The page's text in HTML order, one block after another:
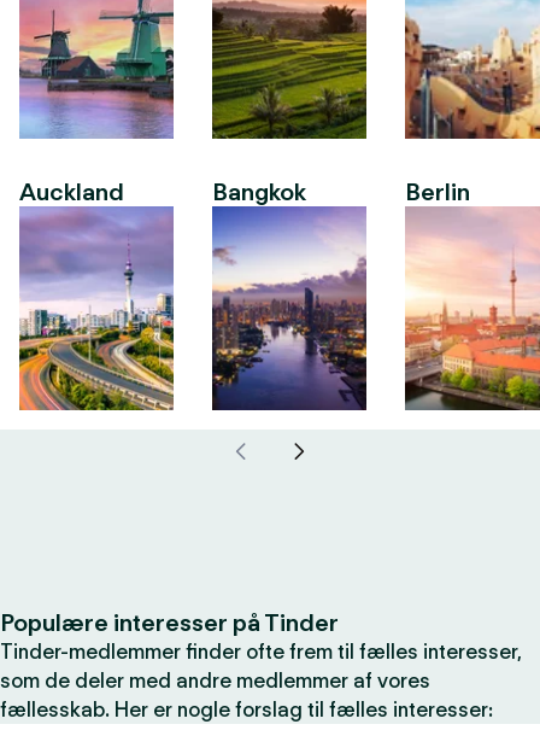
Auckland Bangkok Berlin
Populære interesser på Tinder
Tinder-medlemmer finder ofte frem til fælles interesser,
som de deler med andre medlemmer af vores
fællesskab. Her er nogle forslag til fælles interesser: